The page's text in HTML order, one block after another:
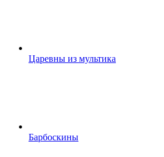
Царевны из мультика
Барбоскины